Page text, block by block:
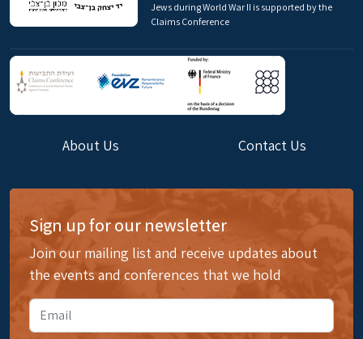
Jews during World War II is supported by the
Claims Conference
About Us Contact Us
Sign up for our newsletter
Join our mailing list and receive updates about
the events and conferences that we hold